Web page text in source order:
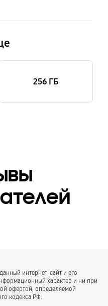
256 ГБ
интернет-сайт и его
характер и ни при
офертой, определяемой
кодекса РФ.